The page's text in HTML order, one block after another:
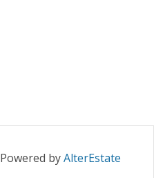
Powered byAlterEstate